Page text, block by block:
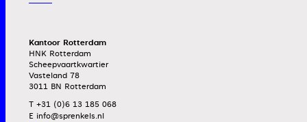
Kantoor Rotterdam
HNK Rotterdam
Scheepvaartkwartier
Vasteland 78
3011 BN Rotterdam
T +31 (0)6 13 185 068
E